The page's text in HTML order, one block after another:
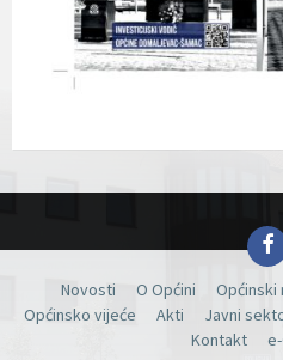
Novosti O Općini Općinski
Općinsko vijeće
Akti Javni
Kontakt